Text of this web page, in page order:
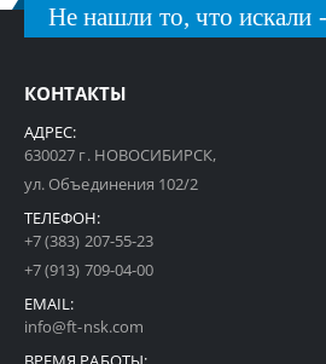
Не нашли то, что искали
КОНТАКТЫ
АДРЕС:
630027 г. НОВОСИБИРСК,
ул. Объединения 102/2
ТЕЛЕФОН:
+7 (383) 207-55-23
+7 (913) 709-04-00
EMAIL:
info@ft-nsk.com